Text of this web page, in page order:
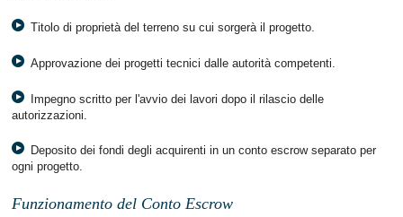
Titolo di proprietà del terreno su cui sorgerà il progetto.
Approvazione dei progetti tecnici dalle autorità competenti.
Impegno scritto per l'avvio dei lavori dopo il rilascio delle
autorizzazioni.
Deposito dei fondi degli acquirenti in un conto escrow separato per
ogni progetto.
Funzionamento del Conto Escrow